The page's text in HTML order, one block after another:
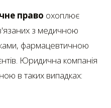
право охоплює
з медичною
фармацевтичною
Юридична компанія
в таких випадках: